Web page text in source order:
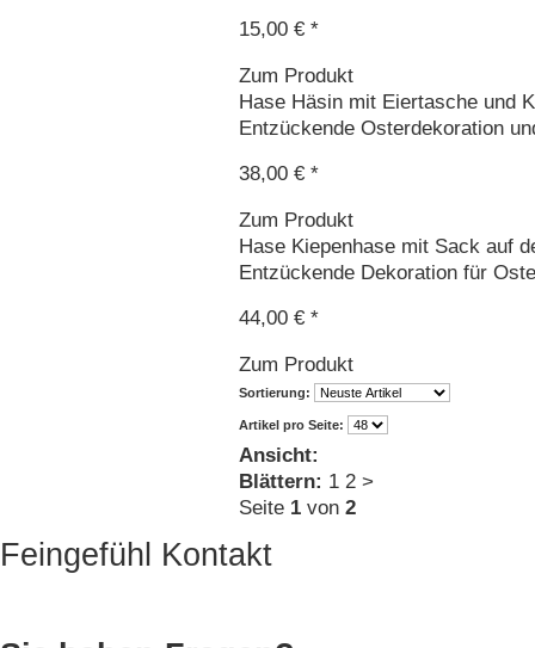
15,00 € *
Zum Produkt
Hase Häsin mit Eiertasche und
Entzückende Osterdekoration
38,00 € *
Zum Produkt
Hase Kiepenhase mit Sack auf
Entzückende Dekoration für
44,00 € *
Zum Produkt
Sortierung:
Artikel pro Seite:
Ansicht:
Blättern: 1 2 >
Seite 1 von 2
Feingefühl Kontakt